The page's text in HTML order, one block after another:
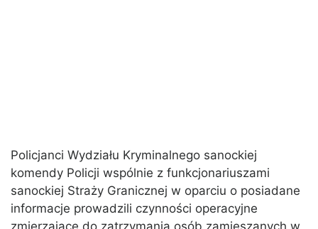
Policjanci Wydziału Kryminalnego sanockiej
komendy Policji wspólnie z funkcjonariuszami
sanockiej Straży Granicznej w oparciu o posiadane
informacje prowadzili czynności operacyjne